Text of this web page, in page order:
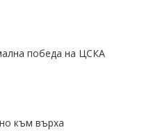
победа на ЦСКА
към върха